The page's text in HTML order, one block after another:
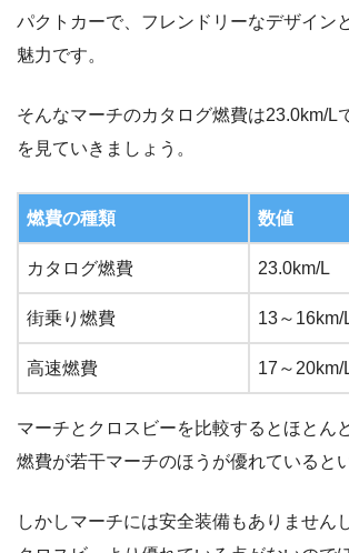
パクトカーで、フレンドリーなデザイン
魅力です。
そんなマーチのカタログ燃費は23.0km/L
を見ていきましょう。
燃費の種類 数値
カタログ燃費 23.0km/L
街乗り燃費 13～16km/
高速燃費 17～20km/
マーチとクロスビーを比較するとほとん
燃費が若干マーチのほうが優れていると
しかしマーチには安全装備もありません